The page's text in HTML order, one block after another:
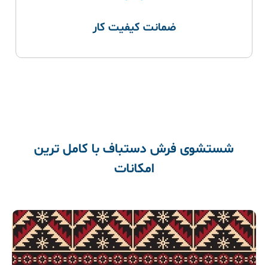
ضمانت کیفیت کار
شستشوی فرش دستباف با کامل ترین
امکانات